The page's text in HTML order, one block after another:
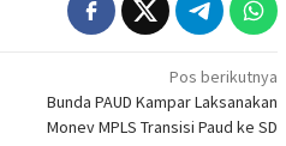
Pos berikutnya
Bunda PAUD Kampar Laksanakan
Monev MPLS Transisi Paud ke SD